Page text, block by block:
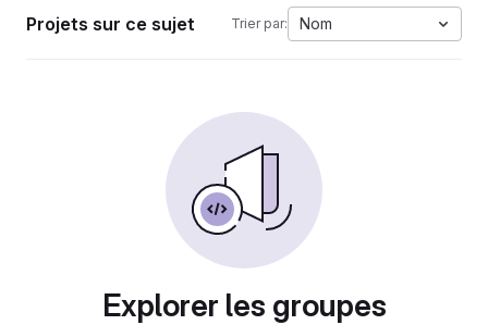
Projets sur ce sujet Trier par: Nom
Explorer les groupes